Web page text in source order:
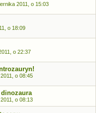
2011, o 15:03
o 18:09
o 22:37
o 08:45
o 08:13